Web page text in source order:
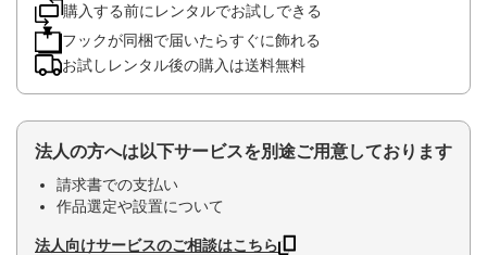
購入する前にレンタルでお試しできる
フックが同梱で届いたらすぐに飾れる
お試しレンタル後の購入は送料無料
法人の方へは以下サービスを別途ご用意しております
請求書での支払い
作品選定や設置について
法人向けサービスのご相談はこちら